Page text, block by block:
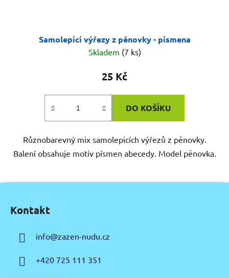
Samolepící výřezy z pěnovky - písmena
Skladem (7 ks)
25 Kč
DO KOŠÍKU
Různobarevný mix samolepicích výřezů z pěnovky.
Balení obsahuje motiv písmen abecedy. Model pěnovka.
Kontakt
info@zazen-nudu.cz
+420 725 111 351